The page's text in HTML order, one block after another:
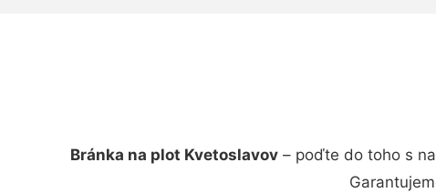
Bránka na plot Kvetoslavov – poďte do toho s